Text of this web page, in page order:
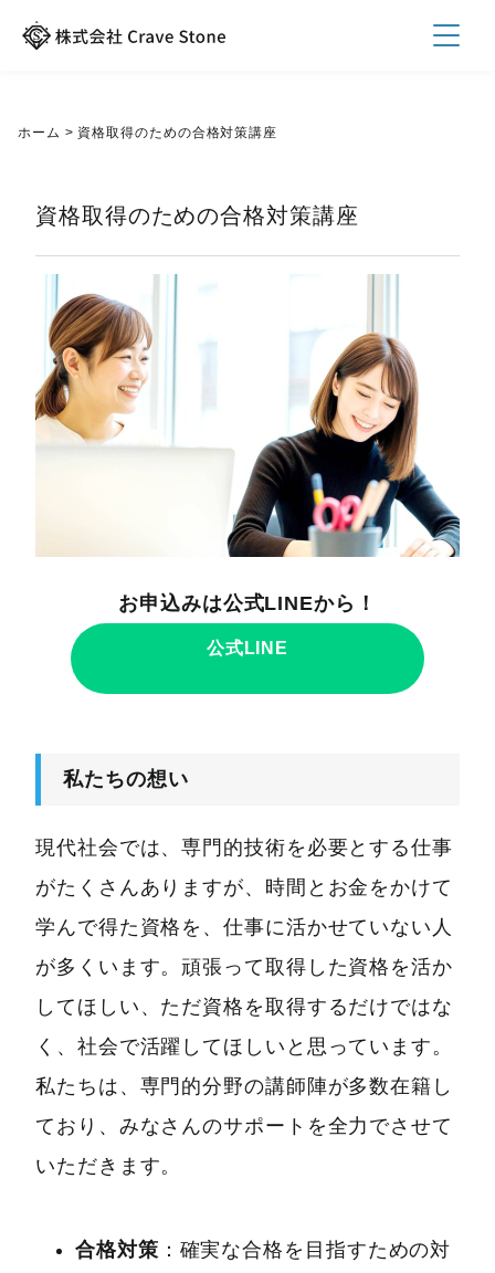
ホーム > 資格取得のための合格対策講座
資格取得のための合格対策講座
お申込みは公式LINEから！
公式LINE
私たちの想い
現代社会では、専門的技術を必要とする仕事
がたくさんありますが、時間とお金をかけて
学んで得た資格を、仕事に活かせていない人
が多くいます。頑張って取得した資格を活か
してほしい、ただ資格を取得するだけではな
く、社会で活躍してほしいと思っています。
私たちは、専門的分野の講師陣が多数在籍し
ており、みなさんのサポートを全力でさせて
いただきます。
合格対策 ：確実な合格を目指すための対